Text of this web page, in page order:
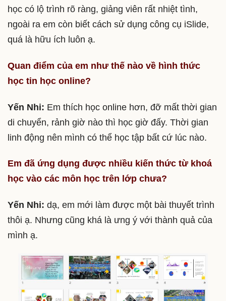
học có lộ trình rõ ràng, giảng viên rất nhiệt tình,
ngoài ra em còn biết cách sử dụng công cụ iSlide,
quá là hữu ích luôn ạ.
Quan điểm của em như thế nào về hình thức
học tin học online?
Yến Nhi: Em thích học online hơn, đỡ mất thời gian
di chuyển, rảnh giờ nào thì học giờ đấy. Thời gian
linh động nên mình có thể học tập bất cứ lúc nào.
Em đã ứng dụng được nhiều kiến thức từ khoá
học vào các môn học trên lớp chưa?
Yến Nhi: dạ, em mới làm được một bài thuyết trình
thôi ạ. Nhưng cũng khá là ưng ý với thành quả của
mình ạ.